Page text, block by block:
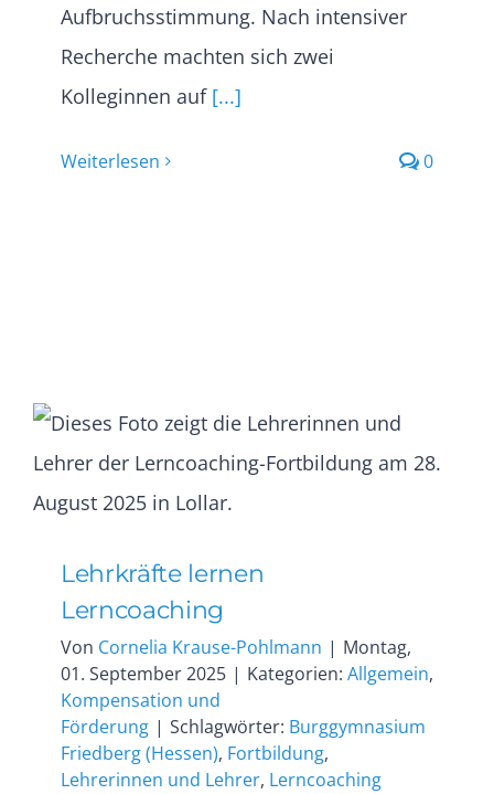
Aufbruchsstimmung. Nach intensiver
Recherche machten sich zwei
Kolleginnen auf[...]
Weiterlesen 0
Lehrkräfte lernen
Lerncoaching
Von Cornelia Krause-Pohlmann | Montag,
01. September 2025 | Kategorien: Allgemein,
Kompensation und
Förderung | Schlagwörter: Burggymnasium
Friedberg (Hessen), Fortbildung,
Lehrerinnen und Lehrer, Lerncoaching